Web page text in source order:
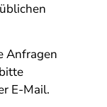
Anfragen
E-Mail.